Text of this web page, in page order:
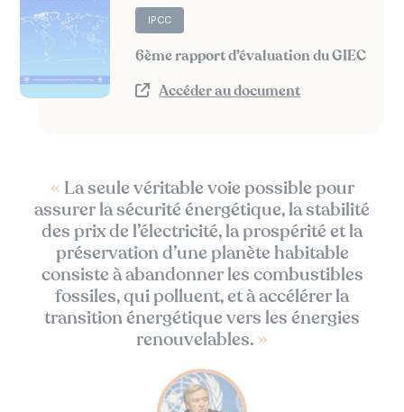
IPCC
6ème rapport d’évaluation du GIEC
Accéder au document
« La seule véritable voie possible pour
assurer la sécurité énergétique, la stabilité
des prix de l’électricité, la prospérité et la
préservation d’une planète habitable
consiste à abandonner les combustibles
fossiles, qui polluent, et à accélérer la
transition énergétique vers les énergies
renouvelables. »